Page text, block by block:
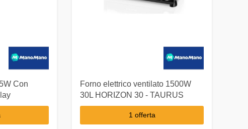
Con
Forno elettrico ventilato 1500W
30L HORIZON 30 - TAURUS
1 offerta